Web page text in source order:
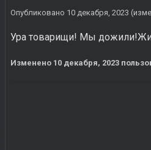
Опубликовано 10 декабря, 2023
Ура товарищи! Мы
Изменено 10 декабря, 2023